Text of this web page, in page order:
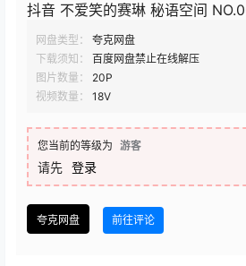
抖音 不爱笑的赛琳 秘语空间
网盘类型：
夸克网盘
下载须知：
百度网盘禁止在线解压
图片数量：
20P
视频数量：
18V
您当前的等级为 游客
请先 登录
夸克网盘 前往评论